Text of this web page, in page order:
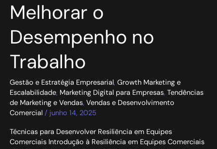
Melhorar o
Desempenho no
Trabalho
Gestão e Estratégia Empresarial, Growth Marketing e
Escalabilidade, Marketing Digital para Empresas, Tendências
de Marketing e Vendas, Vendas e Desenvolvimento
Comercial / junho 14, 2025
Técnicas para Desenvolver Resiliência em Equipes
Comerciais Introdução à Resiliência em Equipes Comerciais
o
Desempenho
Trabalho